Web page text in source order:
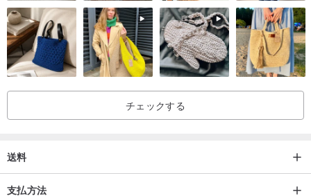
ロードすることができます。
私達に連絡する必要があります
原産地/台湾
チェックする
送料
支払方法